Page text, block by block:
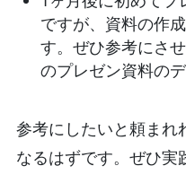
ですが、資料の作
す。ぜひ参考にさ
のプレゼン資料の
参考にしたいと頼まれ
なるはずです。ぜひ実